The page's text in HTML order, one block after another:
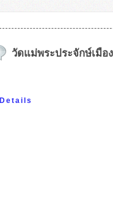
วัดแม่พระประจักษ์เมือ
Details